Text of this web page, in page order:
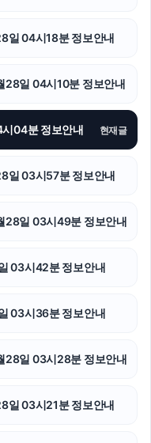
말기암요양병원
파양보호소
중랑하수구막힘
강아지파양
의정부학교폭력변호사
일 04시18분 정보안내
일 04시10분 정보안내
04분 정보안내 현재글
일 03시57분 정보안내
28일 03시49분 정보안내
03시42분 정보안내
03시36분 정보안내
28일 03시28분 정보안내
일 03시21분 정보안내